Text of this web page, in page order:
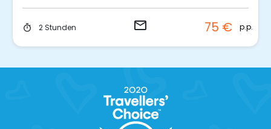
timer 2 Stunden email 75 € p.p.